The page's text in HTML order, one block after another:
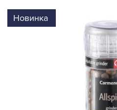
Новинка